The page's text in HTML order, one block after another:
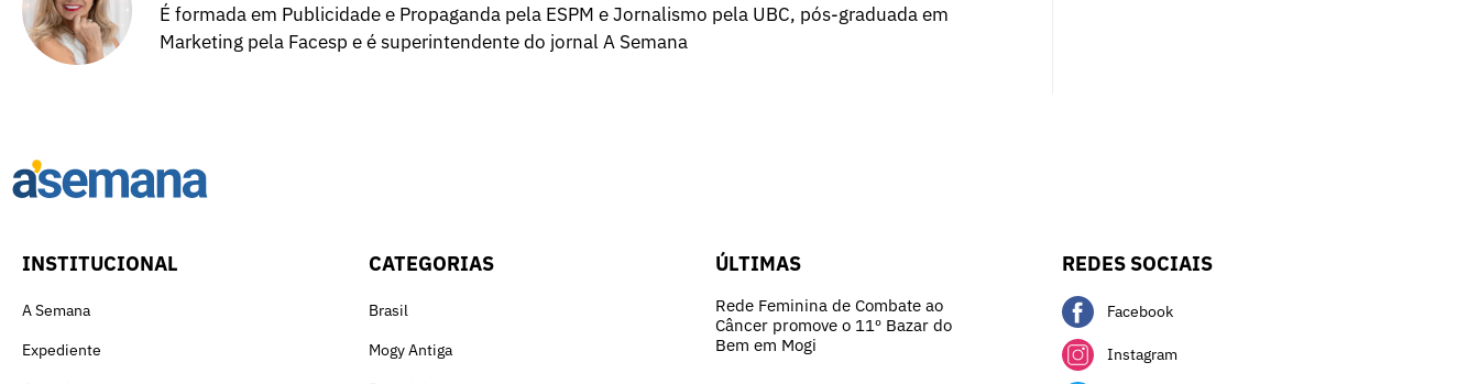
É formada em Publicidade e Propaganda pela ESPM e Jornalismo pela UBC, pós-graduada em
Marketing pela Facesp e é superintendente do jornal A Semana
INSTITUCIONAL
A Semana
Expediente
CATEGORIAS
Brasil
Mogy Antiga
ÚLTIMAS
Rede Feminina de Combate ao
Câncer promove o 11º Bazar do
Bem em Mogi
REDES SOCIAIS
Facebook
Instagram